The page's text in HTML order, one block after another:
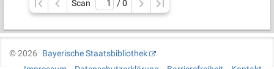
Scan / 0
©2026
Bayerische Staatsbibliothek